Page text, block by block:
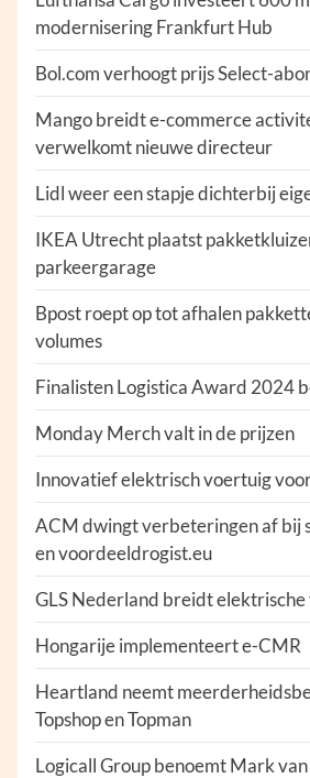
modernisering Frankfurt Hub
Bol.com verhoogt prijs Select-
Mango breidt e-commerce
verwelkomt nieuwe directeur
Lidl weer een stapje dichterbij
IKEA Utrecht plaatst
parkeergarage
Bpost roept op tot afhalen
volumes
Finalisten Logistica Award 2024
Monday Merch valt in de prijzen
Innovatief elektrisch voertuig
ACM dwingt verbeteringen af bij
en voordeeldrogist.eu
GLS Nederland breidt
Hongarije implementeert e-CMR
Heartland neemt
Topshop en Topman
Logicall Group benoemt Mark van